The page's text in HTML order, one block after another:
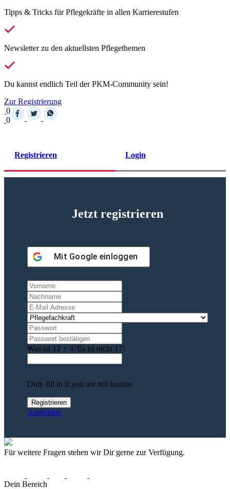
Tipps & Tricks für Pflegekräfte in allen Karrierestufen
Newsletter zu den aktuellsten Pflegethemen
Du kannst endlich Teil der PKM-Community sein!
Zur Registrierung
0
0
Registrieren Login
Jetzt registrieren
Mit Google einloggen
Was ist 12 + 4?Es ist nicht 17!
Only fill in if you are not human
Anmelden
Für weitere Fragen stehen wir Dir gerne zur Verfügung.
Dein Bereich